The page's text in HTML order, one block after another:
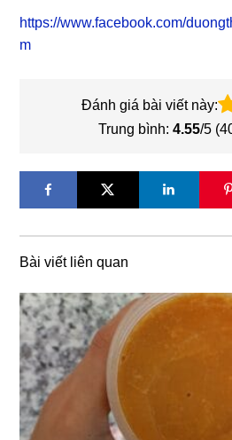
https://www.facebook.com/
m
Đánh giá bài viết này:
Trung bình: 4.55/5 (
Bài viết liên quan